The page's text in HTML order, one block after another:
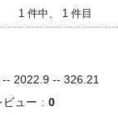
1 件中、 1 件目
2022.9 -- 326.21
ビュー 0